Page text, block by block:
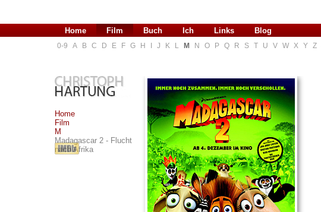
Home Film Buch Ich Links Blog
0-9 A B C D E F G H J K L M N O P Q R S T U V W X Y Z
Home
Film
M
Madagascar 2 - Flucht
nach Afrika